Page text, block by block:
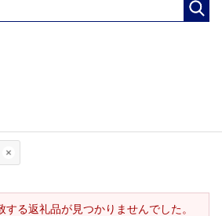
する返礼品が見つかりませんでした。